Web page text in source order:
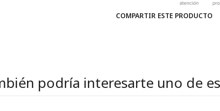
COMPARTIR ESTE PRODUCTO
podría interesarte uno de